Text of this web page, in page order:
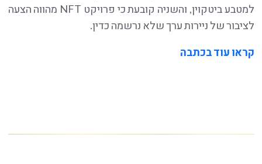
למטבע ביטקוין, והשניה קובעת כי פרויקט NFT מהווה הצעה
לציבור של ניירות ערך שלא נרשמה כדין.
קראו עוד בכתבה